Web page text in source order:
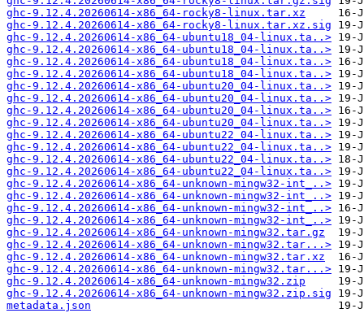
ghc-9.12.4.20260614-x86_64-rocky8-linux.tar.xz
ghc-9.12.4.20260614-x86_64-rocky8-linux.tar.xz.sig
ghc-9.12.4.20260614-x86_64-ubuntu18_04-linux.ta..>
ghc-9.12.4.20260614-x86_64-ubuntu18_04-linux.ta..>
ghc-9.12.4.20260614-x86_64-ubuntu18_04-linux.ta..>
ghc-9.12.4.20260614-x86_64-ubuntu18_04-linux.ta..>
ghc-9.12.4.20260614-x86_64-ubuntu20_04-linux.ta..>
ghc-9.12.4.20260614-x86_64-ubuntu20_04-linux.ta..>
ghc-9.12.4.20260614-x86_64-ubuntu20_04-linux.ta..>
ghc-9.12.4.20260614-x86_64-ubuntu20_04-linux.ta..>
ghc-9.12.4.20260614-x86_64-ubuntu22_04-linux.ta..>
ghc-9.12.4.20260614-x86_64-ubuntu22_04-linux.ta..>
ghc-9.12.4.20260614-x86_64-ubuntu22_04-linux.ta..>
ghc-9.12.4.20260614-x86_64-ubuntu22_04-linux.ta..>
ghc-9.12.4.20260614-x86_64-unknown-mingw32-int_..>
ghc-9.12.4.20260614-x86_64-unknown-mingw32-int_..>
ghc-9.12.4.20260614-x86_64-unknown-mingw32-int_..>
ghc-9.12.4.20260614-x86_64-unknown-mingw32-int_..>
ghc-9.12.4.20260614-x86_64-unknown-mingw32.tar.gz
ghc-9.12.4.20260614-x86_64-unknown-mingw32.tar...>
ghc-9.12.4.20260614-x86_64-unknown-mingw32.tar.xz
ghc-9.12.4.20260614-x86_64-unknown-mingw32.tar...>
ghc-9.12.4.20260614-x86_64-unknown-mingw32.zip
ghc-9.12.4.20260614-x86_64-unknown-mingw32.zip.sig
metadata.json